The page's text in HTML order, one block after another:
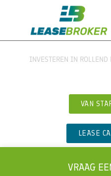
INVESTEREN IN
VAN
LEASE
VRAAG